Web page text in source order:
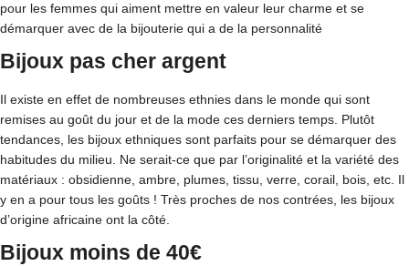
pour les femmes qui aiment mettre en valeur leur charme et se
démarquer avec de la bijouterie qui a de la personnalité
Bijoux pas cher argent
Il existe en effet de nombreuses ethnies dans le monde qui sont
remises au goût du jour et de la mode ces derniers temps. Plutôt
tendances, les bijoux ethniques sont parfaits pour se démarquer des
habitudes du milieu. Ne serait-ce que par l’originalité et la variété des
matériaux : obsidienne, ambre, plumes, tissu, verre, corail, bois, etc. Il
y en a pour tous les goûts ! Très proches de nos contrées, les bijoux
d’origine africaine ont la côté.
Bijoux moins de 40€